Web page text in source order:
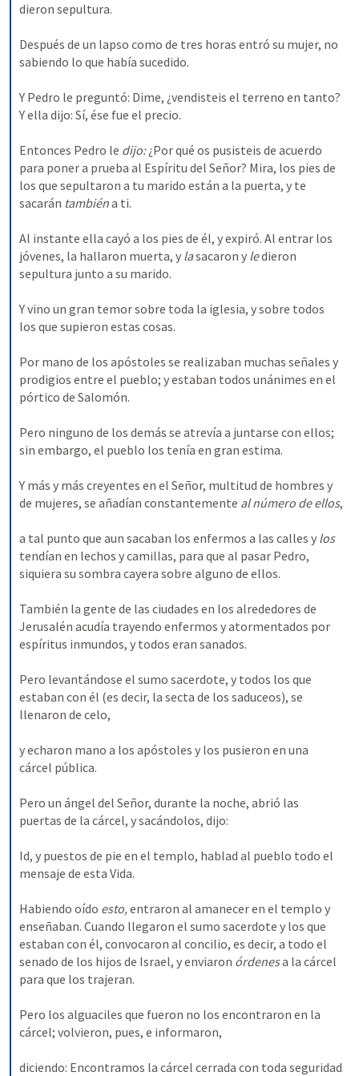
dieron sepultura.
Después de un lapso como de tres horas entró su mujer, no
sabiendo lo que había sucedido.
Y Pedro le preguntó: Dime, ¿vendisteis el terreno en tanto?
Y ella dijo: Sí, ése fue el precio.
Entonces Pedro le dijo: ¿Por qué os pusisteis de acuerdo
para poner a prueba al Espíritu del Señor? Mira, los pies de
los que sepultaron a tu marido están a la puerta, y te
sacarán también a ti.
Al instante ella cayó a los pies de él, y expiró. Al entrar los
jóvenes, la hallaron muerta, y la sacaron y le dieron
sepultura junto a su marido.
Y vino un gran temor sobre toda la iglesia, y sobre todos
los que supieron estas cosas.
Por mano de los apóstoles se realizaban muchas señales y
prodigios entre el pueblo; y estaban todos unánimes en el
pórtico de Salomón.
Pero ninguno de los demás se atrevía a juntarse con ellos;
sin embargo, el pueblo los tenía en gran estima.
Y más y más creyentes en el Señor, multitud de hombres y
de mujeres, se añadían constantemente al número de ellos
a tal punto que aun sacaban los enfermos a las calles y
los
tendían en lechos y camillas, para que al pasar Pedro,
siquiera su sombra cayera sobre alguno de ellos.
También la gente de las ciudades en los alrededores de
Jerusalén acudía trayendo enfermos y atormentados por
espíritus inmundos, y todos eran sanados.
Pero levantándose el sumo sacerdote, y todos los que
estaban con él (es decir, la secta de los saduceos), se
llenaron de celo,
y echaron mano a los apóstoles y los pusieron en una
cárcel pública.
Pero un ángel del Señor, durante la noche, abrió las
puertas de la cárcel, y sacándolos, dijo:
Id, y puestos de pie en el templo, hablad al pueblo todo el
mensaje de esta Vida.
Habiendo oído esto, entraron al amanecer en el templo y
enseñaban. Cuando llegaron el sumo sacerdote y los que
estaban con él, convocaron al concilio, es decir, a todo el
senado de los hijos de Israel, y enviaron órdenes a la cárcel
para que los trajeran.
Pero los alguaciles que fueron no los encontraron en la
cárcel; volvieron, pues, e informaron,
diciendo: Encontramos la cárcel cerrada con toda seguridad